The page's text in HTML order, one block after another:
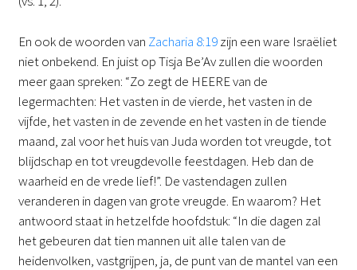
En ook de woorden van Zacharia 8:19zijn een ware Israëliet
niet onbekend. En juist op Tisja Be’Av zullen die woorden
meer gaan spreken: “Zo zegt de HEERE van de
legermachten: Het vasten in de vierde, het vasten in de
vijfde, het vasten in de zevende en het vasten in de tiende
maand, zal voor het huis van Juda worden tot vreugde, tot
blijdschap en tot vreugdevolle feestdagen. Heb dan de
waarheid en de vrede lief!”. De vastendagen zullen
veranderen in dagen van grote vreugde. En waarom? Het
antwoord staat in hetzelfde hoofdstuk: “In die dagen zal
het gebeuren dat tien mannen uit alle talen van de
heidenvolken, vastgrijpen, ja, de punt van de mantel van een